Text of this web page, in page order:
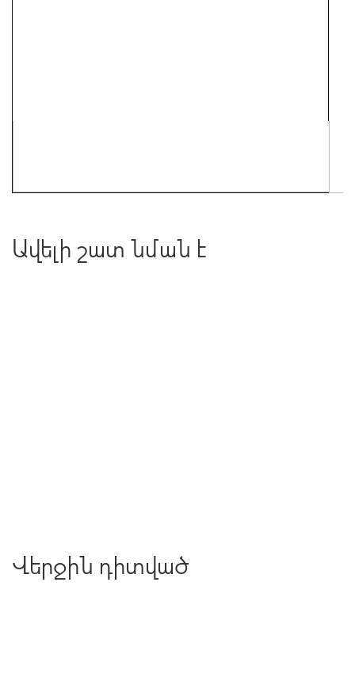
Ավելի շատ նման է
Վերջին դիտված